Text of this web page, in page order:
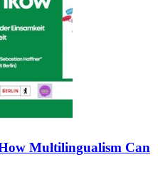
Multilingualism Can